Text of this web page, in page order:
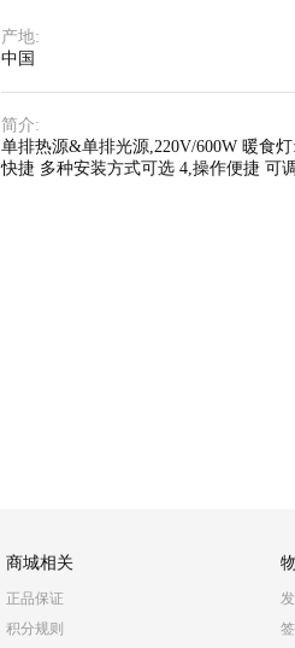
产地:
中国
简介:
单排热源&单排光源,220V/600W 暖食
快捷 多种安装方式可选 4,操作便捷 可
商城相关
正品保证
积分规则